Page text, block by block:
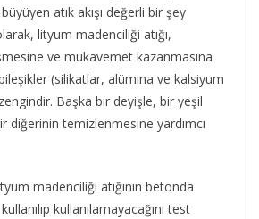
atık akışı değerli bir şey
lityum madenciliği atığı,
ve mukavemet kazanmasına
bileşikler (silikatlar, alümina ve kalsiyum
Başka bir deyişle, bir yeşil
diğerinin temizlenmesine yardımcı
madenciliği atığının betonda
kullanılamayacağını test